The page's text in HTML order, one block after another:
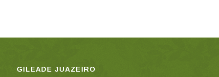
GILEADE JUAZEIRO